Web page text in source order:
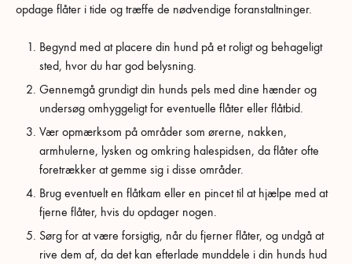
opdage flåter i tide og træffe de nødvendige foranstaltninger.
Begynd med at placere din hund på et roligt og behageligt
sted, hvor du har god belysning.
Gennemgå grundigt din hunds pels med dine hænder og
undersøg omhyggeligt for eventuelle flåter eller flåtbid.
Vær opmærksom på områder som ørerne, nakken,
armhulerne, lysken og omkring halespidsen, da flåter ofte
foretrækker at gemme sig i disse områder.
Brug eventuelt en flåtkam eller en pincet til at hjælpe med at
fjerne flåter, hvis du opdager nogen.
Sørg for at være forsigtig, når du fjerner flåter, og undgå at
rive dem af, da det kan efterlade munddele i din hunds hud